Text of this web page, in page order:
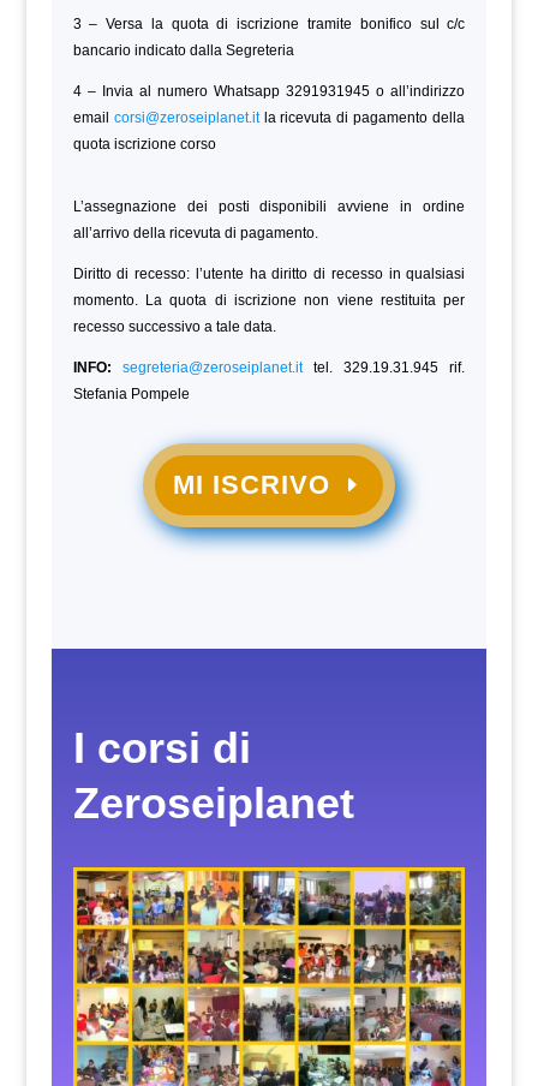
3 – Versa la quota di iscrizione tramite bonifico sul c/c
bancario indicato dalla Segreteria
4 – Invia al numero Whatsapp 3291931945 o all’indirizzo
email corsi@zeroseiplanet.itla ricevuta di pagamento della
quota iscrizione corso
L’assegnazione dei posti disponibili avviene in ordine
all’arrivo della ricevuta di pagamento.
Diritto di recesso: l’utente ha diritto di recesso in qualsiasi
momento. La quota di iscrizione non viene restituita per
recesso successivo a tale data.
INFO: segreteria@zeroseiplanet.ittel. 329.19.31.945 rif.
Stefania Pompele
MI ISCRIVO
I corsi di
Zeroseiplanet